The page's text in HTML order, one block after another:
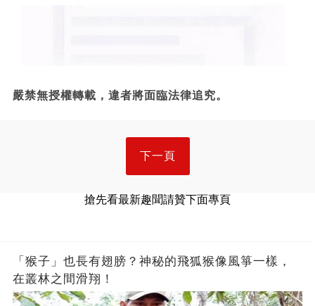
嚴禁無授權轉載，違者將面臨法律追究。
下一頁
搶先看最新趣聞請贊下面專頁
「猴子」也長有翅膀？神秘的飛狐猴像風箏一樣，
在叢林之間滑翔！